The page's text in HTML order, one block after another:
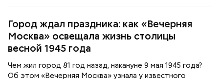
Город ждал праздника: как «Вечерняя
Москва» освещала жизнь столицы
весной 1945 года
Чем жил город 81 год назад, накануне 9 мая 1945 года?
Об этом «Вечерняя Москва» узнала у известного